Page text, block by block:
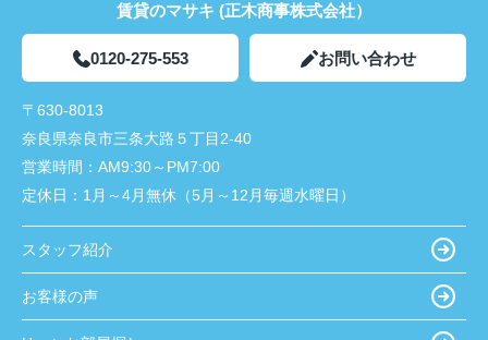
賃貸のマサキ (正木商事株式会社）
0120-275-553 お問い合わせ
〒630-8013
奈良県奈良市三条大路５丁目2-40
営業時間： AM9:30～PM7:00
定休日： 1月～4月無休（5月～12月毎週水曜日）
スタッフ紹介
お客様の声